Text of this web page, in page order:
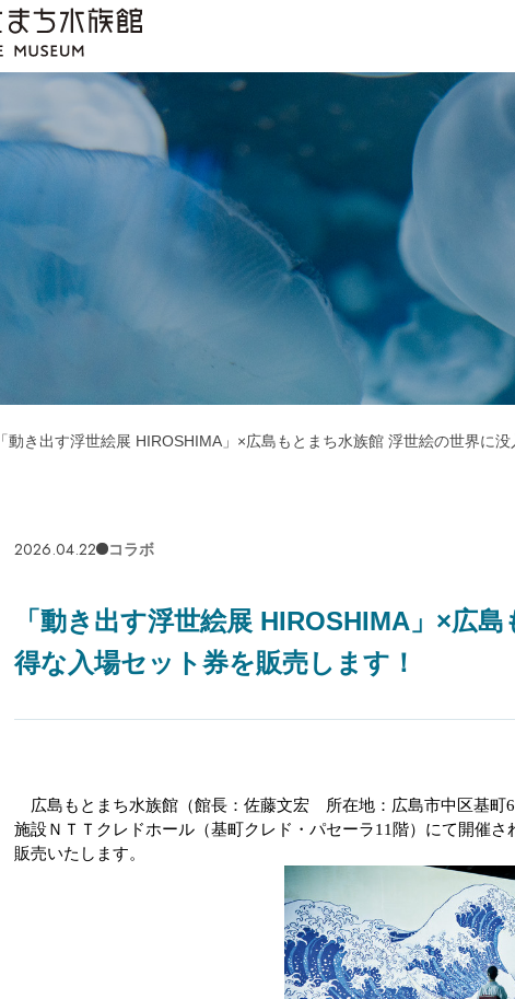
「動き出す浮世絵展 HIROSHIMA」×広島もとまち水族館 浮世絵の世界に
2026.04.22 コラボ
「動き出す浮世絵展 HIROSHIMA」×広
得な入場セット券を販売します！
広島もとまち水族館（館長：佐藤文宏 所在地：広島市中区基町6
施設ＮＴＴクレドホール（基町クレド・パセーラ11 階）にて開催さ
販売いたします。